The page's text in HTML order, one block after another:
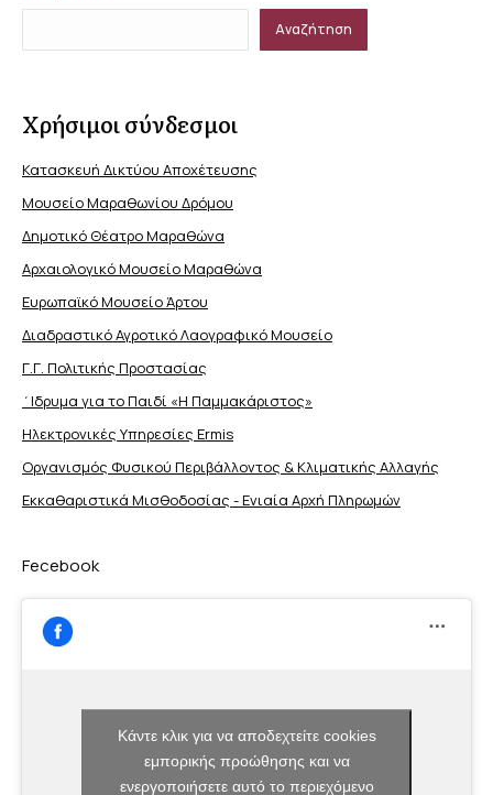
Αναζήτηση
Χρήσιμοι σύνδεσμοι
Κατασκευή Δικτύου Αποχέτευσης
Μουσείο Μαραθωνίου Δρόμου
Δημοτικό Θέατρο Μαραθώνα
Αρχαιολογικό Μουσείο Μαραθώνα
Ευρωπαϊκό Μουσείο Άρτου
Διαδραστικό Αγροτικό Λαογραφικό Μουσείο
Γ.Γ. Πολιτικής Προστασίας
΄Ιδρυμα για το Παιδί «Η Παμμακάριστος»
Ηλεκτρονικές Υπηρεσίες Ermis
Οργανισμός Φυσικού Περιβάλλοντος & Κλιματικής Aλλαγής
Εκκαθαριστικά Μισθοδοσίας - Ενιαία Αρχή Πληρωμών
Fecebook
Κάντε κλικ για να αποδεχτείτε cookies
εμπορικής προώθησης και να
ενεργοποιήσετε αυτό το περιεχόμενο